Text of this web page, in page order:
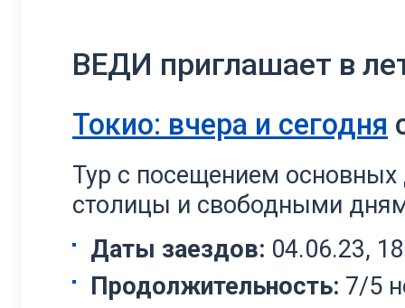
ВЕДИ приглашает в
Токио: вчера и сегодня
Тур с посещением основных
столицы и свободными
Даты заездов: 04.06.23,
Продолжительность: 7/5